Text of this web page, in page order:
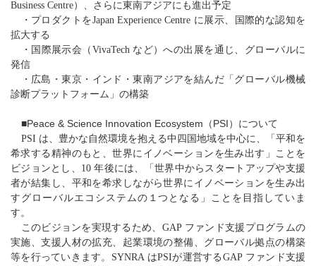
Business Centre）、さらに東南アジアにも進出予定
・プロダクトをJapan Experience Centre に展示、国際的な認知を
拡大する
・国際展示会（ VivaTech など）への出展を通じ、グローバルに
発信
・広島・東京・インド・東南アジアを結んだ「グローバル機械
診断プラットフォーム」の構築
■Peace & Science Innovation Ecosystem（PSI）について
PSI は、豊かな自然環境を抱える中四国地域を中心に、「平和を
希求する精神のもと、世界にイノベーションを生み出す」ことを
ビジョンとし、 10年後には、「世界中からスタートアップや支援
者が結集し、平和を希求しながら世界にイノベーションを生み出
すグローバルエコシステムの１つとなる」ことを目指していま
す。
このビジョンを実現するため、 GAP ファンド支援プログラムの
実施、支援人材の拡充、起業環境の整備、グローバル拠点の構築
等を行っていきます。 SYNRA はPSIが運営する GAP ファンド支援